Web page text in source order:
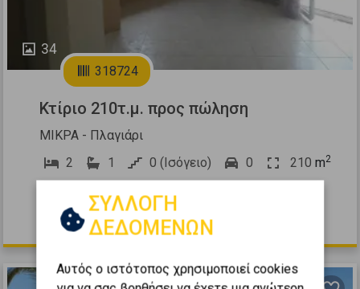
34
318724
Κτίριο 210τ.μ. προς πώληση
ΜΙΚΡΑ - Πλαγιάρι
2
1 0 (Ισόγειο) 0 210 m2
400.000 €
ΣΥΛΛΟΓΗ
ΔΕΔΟΜΕΝΩΝ
Αυτός ο ιστότοπος χρησιμοποιεί cookies